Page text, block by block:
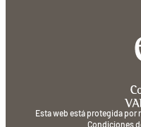
Esta web está protegida por
Condiciones